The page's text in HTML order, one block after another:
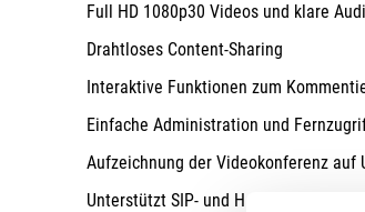
Full HD 1080p30 Videos und klare
Drahtloses Content-Sharing
Interaktive Funktionen zum
Einfache Administration und
Aufzeichnung der Videokonferenz auf
Unterstützt SIP- und H.323 und Skype